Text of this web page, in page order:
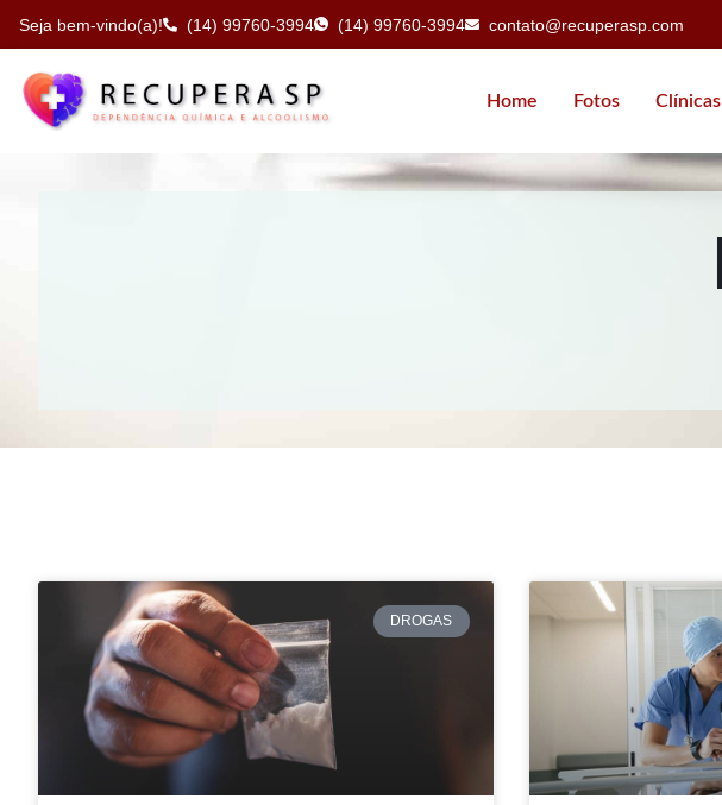
Seja bem-vindo(a)! (14) 99760-3994 (14) 99760-3994 contato@recuperasp.com
Home Fotos Clínicas
DROGAS